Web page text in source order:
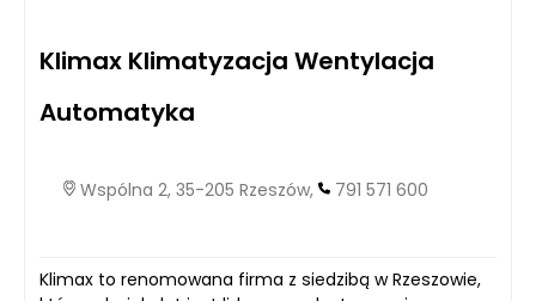
Klimax Klimatyzacja Wentylacja
Automatyka
Wspólna 2, 35-205 Rzeszów, 791 571 600
Klimax to renomowana firma z siedzibą w Rzeszowie,